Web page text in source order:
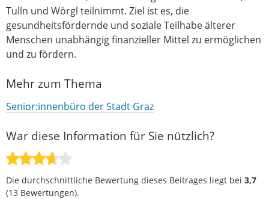
Tulln und Wörgl teilnimmt. Ziel ist es, die
gesundheitsfördernde und soziale Teilhabe älterer
Menschen unabhängig finanzieller Mittel zu ermöglichen
und zu fördern.
Mehr zum Thema
Senior:innenbüro der Stadt Graz
War diese Information für Sie nützlich?
Die durchschnittliche Bewertung dieses Beitrages liegt bei 3,7
(13 Bewertungen).